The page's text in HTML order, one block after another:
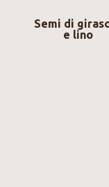
Semi di
e lino